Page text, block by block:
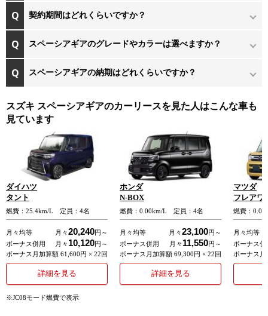
カメラが認識した標識をヘッドアップディスプレイに表示し、ドラ
イバーに知らせます。
「車両進入禁止」の4種類で、最高速度やはみ出し通行禁止の標識は
されます。
・先行車発進お知らせ機能
信号待ちなどで停車中、先行車が発進して約4メートル以上離れても
自車が停止し続けた場合は、ブザー音やメーター内表示でドライバ
ーに先行車の発進を知らせます。
・アダプティブクルーズコントロール（ACC）
ステアリングのACCスイッチを操作すると、ステレオカメラが先行
車との距離を測定し、事前に設定した車間距離を保ちながら自動追
従します。
この機能により、高速道路での長距離運転や渋滞走行時の運転操作
契約期間はどれくらいですか？
スペーシアギアのグレードやカラーは選べますか？
スペーシアギアの納期はどれくらいですか？
スズキ スペーシアギアのカーリースを見た人はこんな車も
見ています
ダイハツ
タント
燃費：25.4km/L 定員：4名
月々均等 月々20,240円～
ボーナス併用
月々 10,120円～
ボーナス月加算額 61,600円 × 22回
詳細を見る
ホンダ
N-BOX
燃費：0.00km/L 定員：4名
月々均等 月々23,100円～
ボーナス併用
月々 11,550円～
ボーナス月加算額 69,300円 × 22回
詳細を見る
マツダ
フレアワ
燃費：
月々均等
ボーナス併
ボーナス
※JC08モード燃費で表示